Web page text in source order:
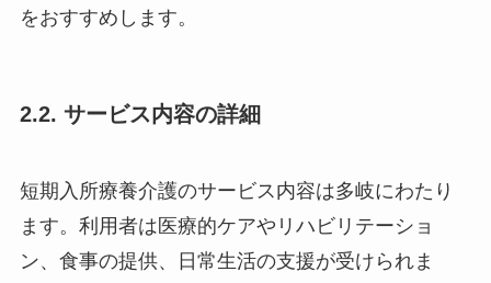
をおすすめします。
2.2. サービス内容の詳細
短期入所療養介護のサービス内容は多岐にわたり
ます。利用者は医療的ケアやリハビリテーショ
ン、食事の提供、日常生活の支援が受けられま